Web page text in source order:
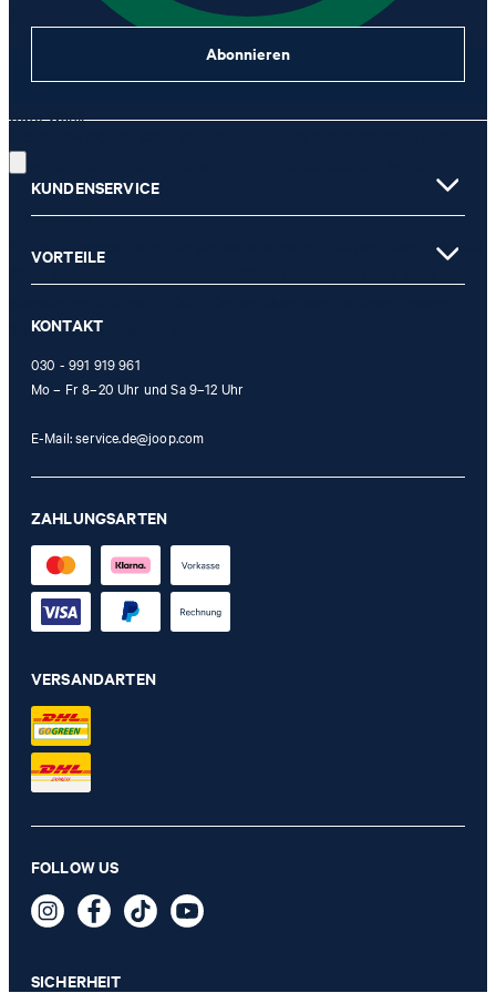
23,99 €
inkl. MwSt
Aktionen, Produkt-Promotions zuzusenden.
JETZT ANMELDEN
* Pflichtfeld
** Der Gutschein ist gültig ab einem Mindest-Kaufwert von 150 EUR
Stores eingelöst werden.
Gute Wahl!
Abonnieren
KUNDENSERVICE
VORTEILE
KONTAKT
030 - 991 919 961
Mo – Fr 8–20 Uhr und Sa 9–12 Uhr
E-Mail:service.de@joop.com
ZAHLUNGSARTEN
VERSANDARTEN
FOLLOW US
SICHERHEIT